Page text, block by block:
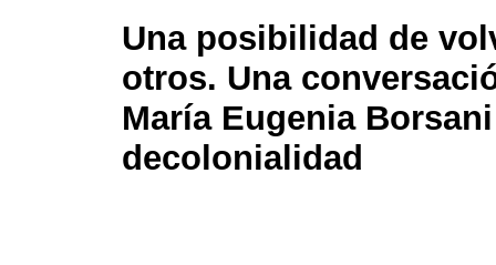
Una posibilidad de
otros. Una
María Eugenia
decolonialidad